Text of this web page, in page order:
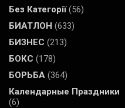
Без Категорії(56)
БИАТЛОН (633)
БИЗНЕС (213)
БОКС (178)
БОРЬБА (364)
Календарные Праздники
(6)